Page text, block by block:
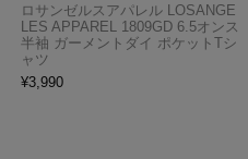
ロサンゼルスアパレル LOSANGE
LES APPAREL 1809GD 6.5オンス
半袖 ガーメントダイ ポケットTシ
ャツ
¥3,990